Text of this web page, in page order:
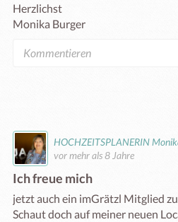
Herzlichst
Monika Burger
HOCHZEITSPLANERIN
vor mehr als 8 Jahre
Ich freue mich
jetzt auch ein imGrätzl Mitglied
Schaut doch auf meiner neuen